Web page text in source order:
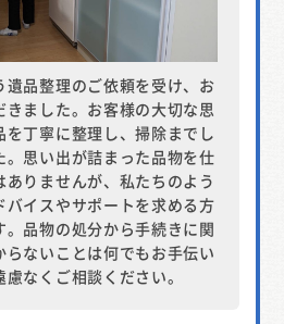
遺品整理のご依頼を受け、お
ました。お客様の大切な思
を丁寧に整理し、掃除までし
。思い出が詰まった品物を仕
りませんが、私たちのよう
バイスやサポートを求める方
。品物の処分から手続きに関
らないことは何でもお手伝い
なくご相談ください。